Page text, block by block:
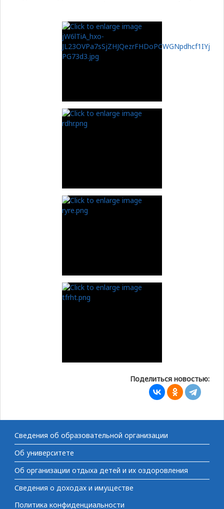
Поделиться новостью:
Сведения об образовательной организации
Об университете
Об организации отдыха детей и их оздоровления
Сведения о доходах и имуществе
Политика конфиденциальности